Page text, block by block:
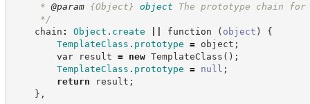
* @param {Object} object
The prototype chain for
*/
chain : Object . create function ( object )
{
TemplateClass . prototype = object ;
var result = new TemplateClass ( ) ;
TemplateClass . prototype = null ;
return result ;
} ,